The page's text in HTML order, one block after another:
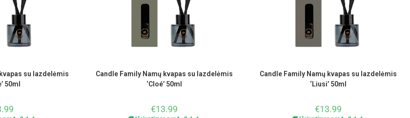
su lazdelėmis
50ml
Candle Family Namų kvapas su lazdelėmis
‘Cloé’ 50ml
€13.99
Candle Family Namų kvapas su lazdelėmis
‘Liusi’ 50ml
€13.99